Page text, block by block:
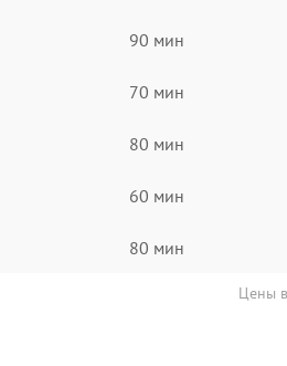
90 мин
70 мин
80 мин
60 мин
80 мин
Цены